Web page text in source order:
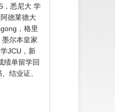
，悉尼大 学
德莱德大
，格里
尔本皇家
JCU，新
绩单留学回
结业证、